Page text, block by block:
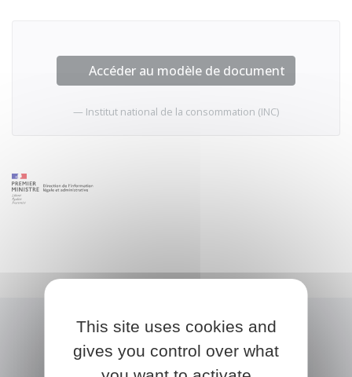
Accéder au modèle de document
Institut national de la consommation (INC)
This site uses cookies and
gives you control over what